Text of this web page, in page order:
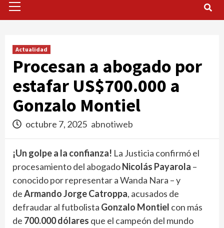
Menu
Actualidad
Procesan a abogado por
estafar US$700.000 a
Gonzalo Montiel
octubre 7, 2025 abnotiweb
¡Un golpe a la confianza! La Justicia confirmó el
procesamiento del abogadoNicolás Payarola –
conocido por representar a Wanda Nara – y
deArmando Jorge Catroppa, acusados de
defraudar al futbolista Gonzalo Montiel con más
de 700.000 dólares que el campeón del mundo